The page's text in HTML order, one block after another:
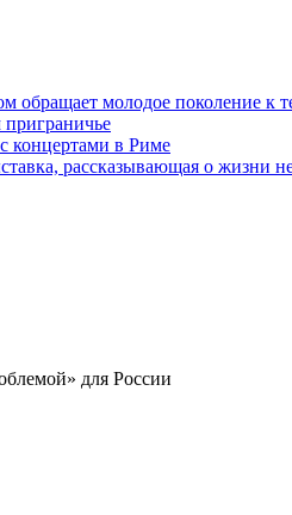
обращает молодое поколение к
приграничье
концертами в Риме
рассказывающая о
для России